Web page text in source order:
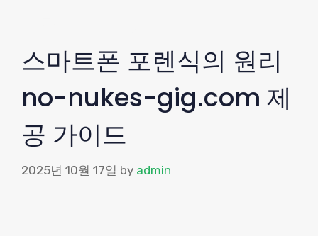
content스마트폰 포렌식의 원리
no-nukes-gig.com 제
공 가이드
2025년 10월 17일 by admin